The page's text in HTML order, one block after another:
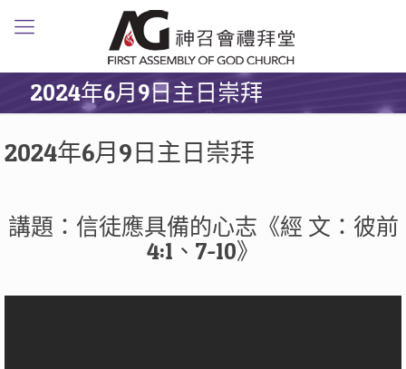
2024年6月9日主日崇拜
2024年6月9日主日崇拜
講題：信徒應具備的心志《經 文：彼前
4:1、7-10》